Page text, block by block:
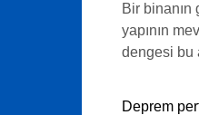
Bir
yapının
dengesi bu
Deprem